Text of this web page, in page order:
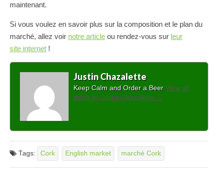
maintenant.
Si vous voulez en savoir plus sur la composition et le plan du
marché, allez voir notre article ou rendez-vous sur leur
site internet !
Justin Chazalette
Keep Calm and Order a BeerView all
posts by Justin Chazalette →
Tags: Cork English market marché Cork